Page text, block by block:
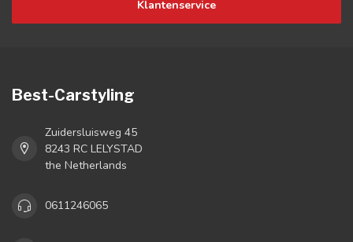
Klantenservice
Best-Carstyling
Zuidersluisweg 45
8243 RC LELYSTAD
the Netherlands
0611246065